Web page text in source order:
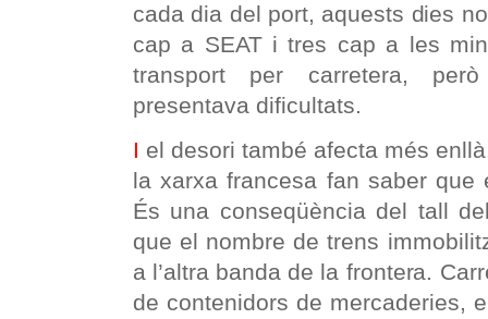
cada dia del port, aquests dies
cap a SEAT i tres cap a les
transport per carretera,
presentava dificultats.
I el desori també afecta més
la xarxa francesa fan saber que
És una conseqüència del tall
que el nombre de trens
a l’altra banda de la frontera.
de contenidors de mercaderies,